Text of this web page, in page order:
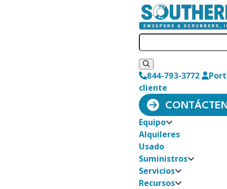
844-793-3772
cliente
Equipo
Alquileres
Usado
Suministros
Servicios
Recursos